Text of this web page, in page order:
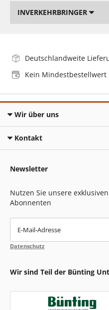
INVERKEHRBRINGER
Deutschlandweite
Kein Mindestbestellwert
Wir über uns
Kontakt
Newsletter
Nutzen Sie unsere
Abonnenten
E-Mail-Adresse
Datenschutz
Wir sind Teil der Bünting